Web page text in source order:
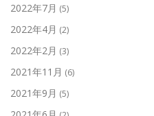
2022年7月 (5)
2022年4月 (2)
2022年2月 (3)
2021年11月 (6)
2021年9月 (5)